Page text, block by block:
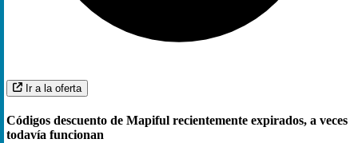
Ir a la oferta
Códigos descuento de Mapiful recientemente expirados, a veces
todavía funcionan